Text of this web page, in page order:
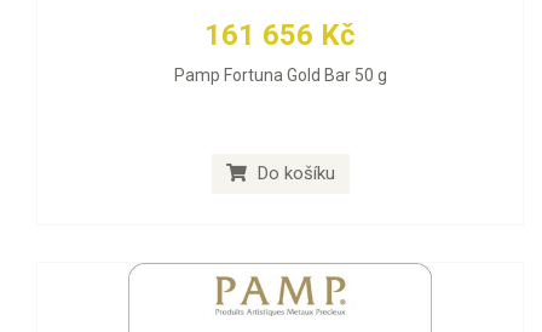
161 656 Kč
Pamp Fortuna Gold Bar 50 g
Do košíku